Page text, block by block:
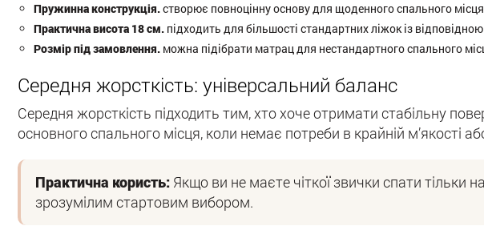
Пружинна конструкція.створює повноцінну основу для щоденного спального
Практична висота 18 см. підходить для більшості стандартних ліжок із
Розмір під замовлення. можна підібрати матрац для нестандартного спального
Середня жорсткість: універсальний баланс
Середня жорсткість підходить тим, хто хоче отримати стабільну
основного спального місця, коли немає потреби в крайній м’якості
Практична користь: Якщо ви не маєте чіткої звички спати тільки
зрозумілим стартовим вибором.